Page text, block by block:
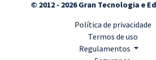
© 2012 - 2026 Gran Tecnologia e
Política de privacidade
Termos de uso
Regulamentos